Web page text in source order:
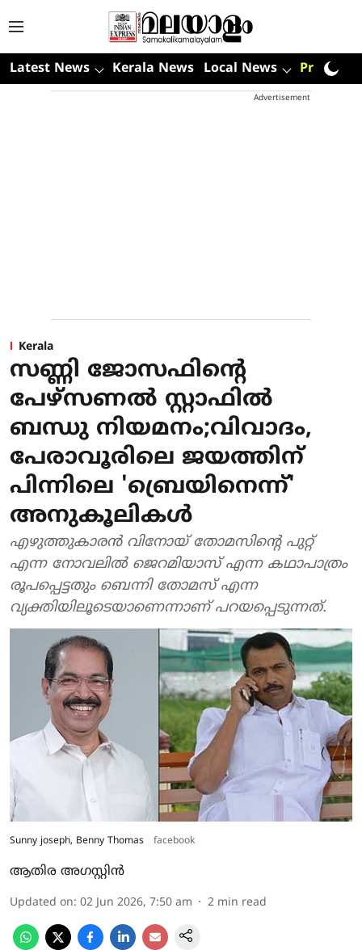
Latest News Kerala News Local News Premium
Advertisement
Kerala
സണ്ണി ജോസഫിന്റെ
പേഴ്‌സണല്‍ സ്റ്റാഫില്‍
ബന്ധു നിയമനം;വിവാദം,
പേരാവൂരിലെ ജയത്തിന്
പിന്നിലെ 'ബ്രെയിനെന്ന്'
അനുകൂലികള്‍
എഴുത്തുകാരന്‍ വിനോയ് തോമസിന്റെ പുറ്റ്
എന്ന നോവലില്‍ ജെറമിയാസ് എന്ന കഥാപാത്രം
രൂപപ്പെട്ടതും ബെന്നി തോമസ് എന്ന
വ്യക്തിയിലൂടെയാണെന്നാണ് പറയപ്പെടുന്നത്.
Sunny joseph, Benny Thomas facebook
ആതിര അഗസ്റ്റിന്‍
Updated on: 02 Jun 2026, 7:50 am 2 min read